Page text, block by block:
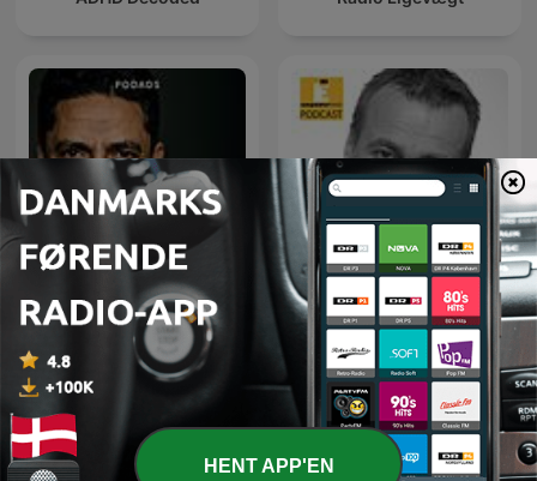
ADHD & Autisme Podcast
med Manu Sareen
Nøglen til din hjerne
HENT APP'EN